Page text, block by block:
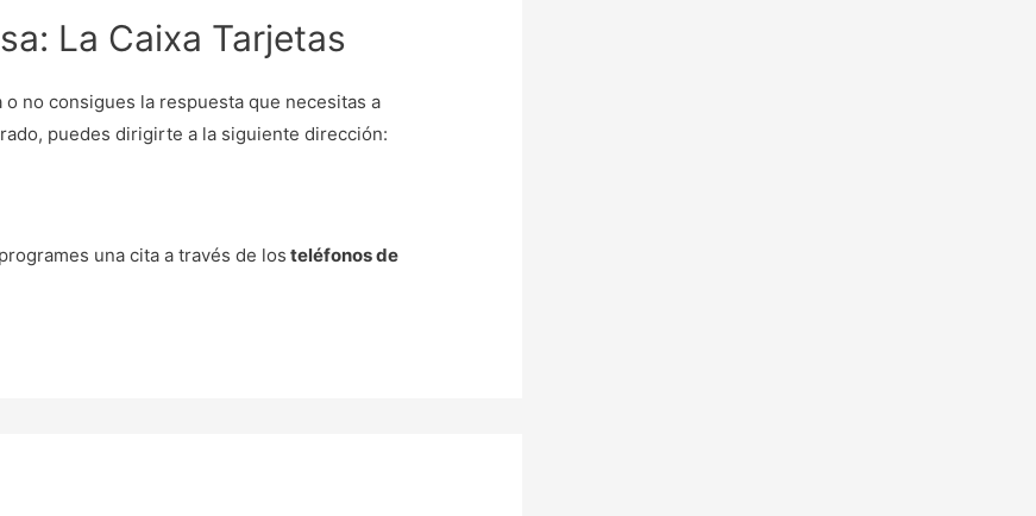
La Caixa Tarjetas
no consigues la respuesta que necesitas a
puedes dirigirte a la siguiente dirección:
una cita a través de los teléfonos de